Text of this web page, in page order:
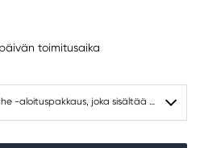
toimitusaika
Daler-Rowney Aquafine Gouache -aloituspakkaus, joka sisältää 6 x 15 ml guassiväriä